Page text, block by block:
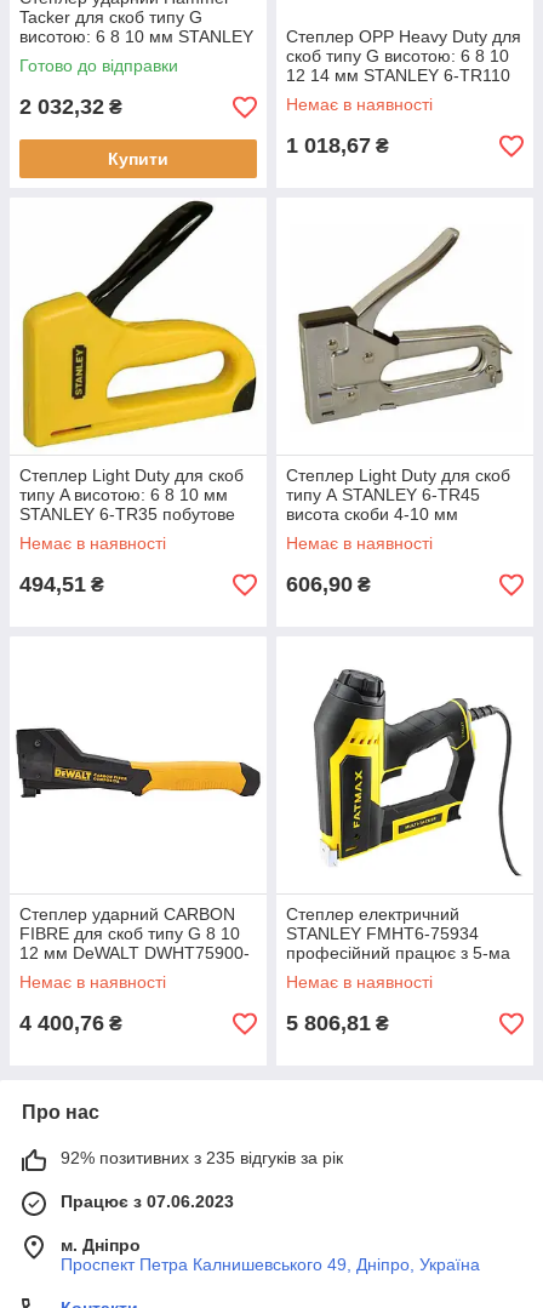
Tacker для скоб типу G
висотою: 6 8 10 мм STANLEY
6-PHT150 професійний
гарантія 1 рік легкий
Готово до відправки
2 032,32 ₴
Купити
Степлер OPP Heavy Duty для
скоб типу G висотою: 6 8 10
12 14 мм STANLEY 6-TR110
професійний новий
важільний новий
Немає в наявності
1 018,67 ₴
Степлер Light Duty для скоб
типу A висотою: 6 8 10 мм
STANLEY 6-TR35 побутове
застосування нове важільний
гарантія 1 рік
Немає в наявності
494,51 ₴
Степлер Light Duty для скоб
типу А STANLEY 6-TR45
висота скоби 4-10 мм
битовое применение легкая
загрузка скоб
Немає в наявності
606,90 ₴
Степлер ударний CARBON
FIBRE для скоб типу G 8 10
12 мм DeWALT DWHT75900-
0 професійне використання
тип молотковий
Немає в наявності
4 400,76 ₴
Степлер електричний
STANLEY FMHT6-75934
професійний працює з 5-ма
типами кріпильних елементів
потужність 220 Вт
Немає в наявності
5 806,81 ₴
Про нас
92% позитивних з 235 відгуків за рік
Працює з 07.06.2023
м. Дніпро
Проспект Петра Калнишевського 49, Дніпро, Україна